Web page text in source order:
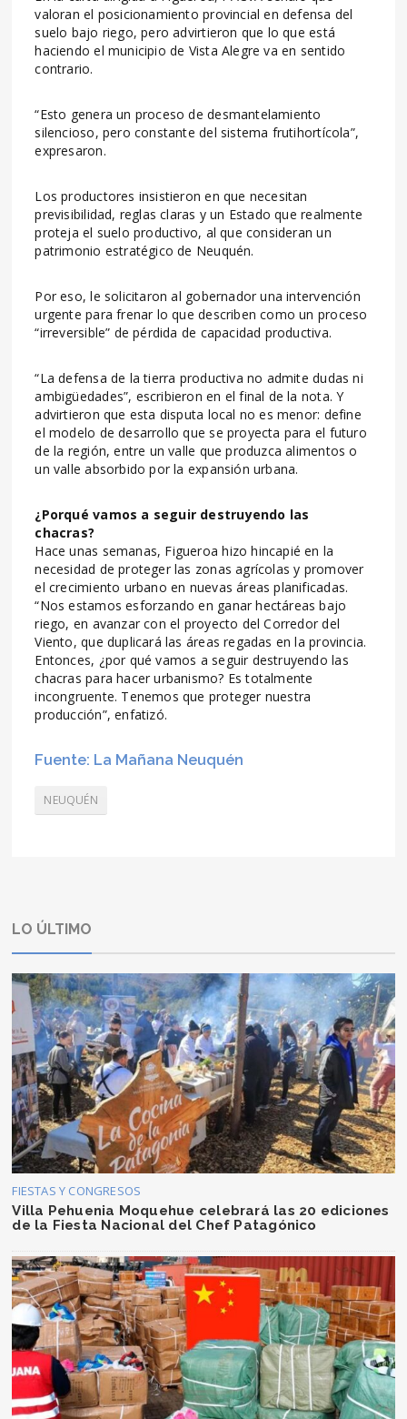
valoran el posicionamiento provincial en defensa del
suelo bajo riego, pero advirtieron que lo que está
haciendo el municipio de Vista Alegre va en sentido
contrario.
“Esto genera un proceso de desmantelamiento
silencioso, pero constante del sistema frutihortícola”,
expresaron.
Los productores insistieron en que necesitan
previsibilidad, reglas claras y un Estado que realmente
proteja el suelo productivo, al que consideran un
patrimonio estratégico de Neuquén.
Por eso, le solicitaron al gobernador una intervención
urgente para frenar lo que describen como un proceso
“irreversible” de pérdida de capacidad productiva.
“La defensa de la tierra productiva no admite dudas ni
ambigüedades”, escribieron en el final de la nota. Y
advirtieron que esta disputa local no es menor: define
el modelo de desarrollo que se proyecta para el futuro
de la región, entre un valle que produzca alimentos o
un valle absorbido por la expansión urbana.
¿Porqué vamos a seguir destruyendo las
chacras?
Hace unas semanas, Figueroa hizo hincapié en la
necesidad de proteger las zonas agrícolas y promover
el crecimiento urbano en nuevas áreas planificadas.
“Nos estamos esforzando en ganar hectáreas bajo
riego, en avanzar con el proyecto del Corredor del
Viento, que duplicará las áreas regadas en la provincia.
Entonces, ¿por qué vamos a seguir destruyendo las
chacras para hacer urbanismo? Es totalmente
incongruente. Tenemos que proteger nuestra
producción”, enfatizó.
Fuente: La Mañana Neuquén
NEUQUÉN
LO ÚLTIMO
FIESTAS Y CONGRESOS
Villa Pehuenia Moquehue celebrará las 20 ediciones
de la Fiesta Nacional del Chef Patagónico